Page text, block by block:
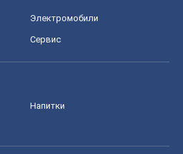
Электромобили
Сервис
Напитки